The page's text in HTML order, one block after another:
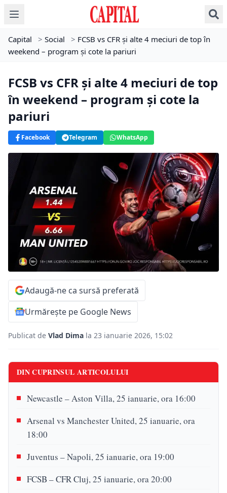
Capital > Social > FCSB vs CFR și alte 4 meciuri de top în
weekend – program și cote la pariuri
FCSB vs CFR și alte 4 meciuri de top
în weekend – program și cote la
pariuri
Facebook Telegram WhatsApp
Adaugă-ne ca sursă preferată
Urmărește pe Google News
Publicat de Vlad Dima la 23 ianuarie 2026, 15:02
DIN CUPRINSUL ARTICOLULUI
Newcastle – Aston Villa, 25 ianuarie, ora 16:00
Arsenal vs Manchester United, 25 ianuarie, ora
18:00
Juventus – Napoli, 25 ianuarie, ora 19:00
FCSB – CFR Cluj, 25 ianuarie, ora 20:00